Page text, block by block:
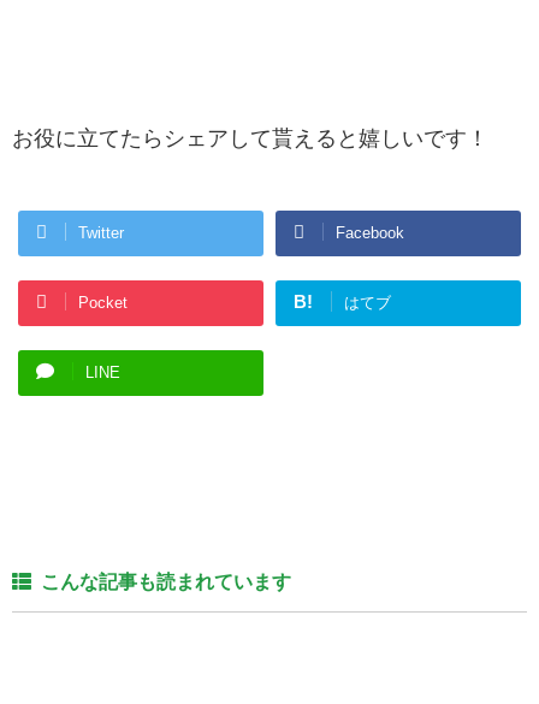
お役に立てたらシェアして貰えると嬉しいです！
Twitter Facebook
Pocket B! はてブ
LINE
こんな記事も読まれています